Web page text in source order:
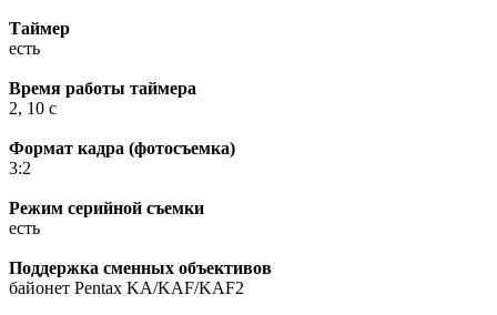
Таймер
есть
Время работы таймера
2, 10 c
Формат кадра (фотосъемка)
3:2
Режим серийной съемки
есть
Поддержка сменных объективов
байонет Pentax KA/KAF/KAF2